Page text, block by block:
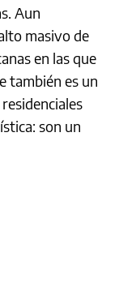
Aun
masivo de
en las que
también es un
son un